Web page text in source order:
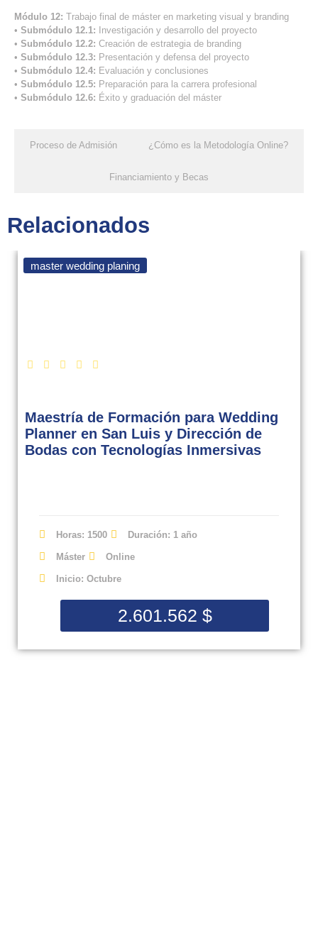
Módulo 12: Trabajo final de máster en marketing visual y branding
• Submódulo 12.1: Investigación y desarrollo del proyecto
• Submódulo 12.2: Creación de estrategia de branding
• Submódulo 12.3: Presentación y defensa del proyecto
• Submódulo 12.4: Evaluación y conclusiones
• Submódulo 12.5: Preparación para la carrera profesional
• Submódulo 12.6: Éxito y graduación del máster
Proceso de Admisión​ ¿Cómo es la Metodología Online?​
Financiamiento y Becas​
Relacionados
master wedding planing
Maestría de Formación para Wedding
Planner en San Luis y Dirección de
Bodas con Tecnologías Inmersivas
Horas: 1500 Duración: 1 año
Máster Online
Inicio: Octubre
2.601.562 $